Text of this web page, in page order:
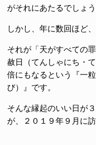
がそれにあたるでしょう
しかし、年に数回ほど
それが「天がすべての
赦日（てんしゃにち・
倍にもなるという『一
び）』です。
そんな縁起のいい日が
が、２０１９年９月に訪